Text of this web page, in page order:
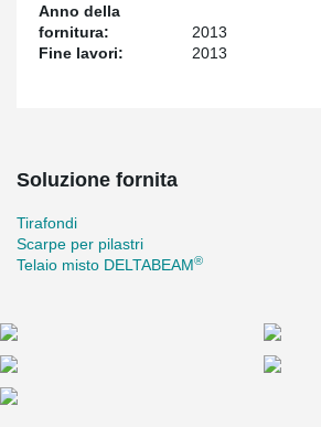
Anno della
fornitura:
2013
Fine lavori:
2013
Soluzione fornita
Tirafondi
Scarpe per pilastri
Telaio misto DELTABEAM®